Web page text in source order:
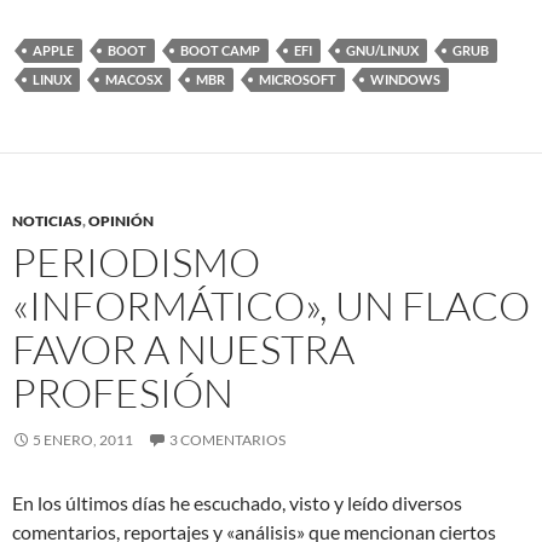
APPLE BOOT BOOT CAMP EFI GNU/LINUX
GRUB
LINUX
MACOSX MBR MICROSOFT WINDOWS
NOTICIAS,OPINIÓN
PERIODISMO
«INFORMÁTICO», UN FLACO
FAVOR A NUESTRA
PROFESIÓN
5 ENERO, 2011 3 COMENTARIOS
En los últimos días he escuchado, visto y leído diversos
comentarios, reportajes y «análisis» que mencionan ciertos